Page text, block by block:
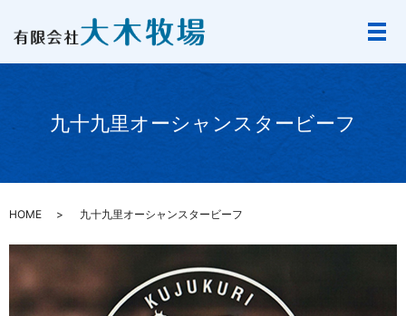
九十九里オーシャンスタービーフ
HOME 九十九里オーシャンスタービーフ